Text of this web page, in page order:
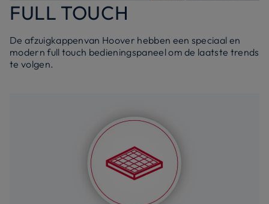
FULL TOUCH
De afzuigkappenvan Hoover hebben een speciaal en
modern full touch bedieningspaneel om de laatste trends
te volgen.